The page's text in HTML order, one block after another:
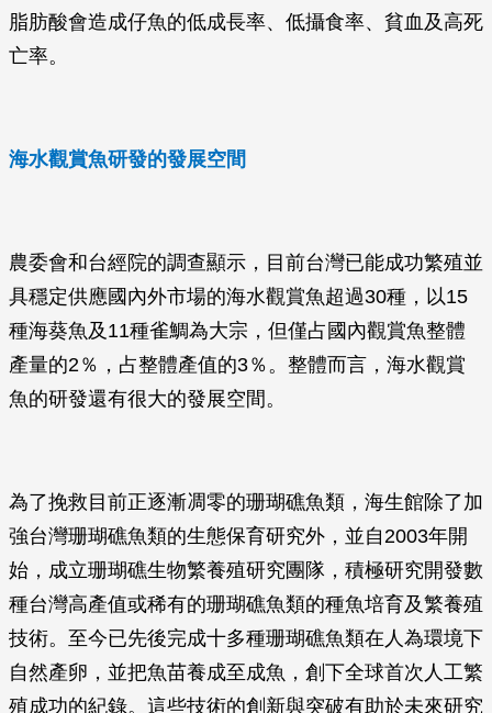
脂肪酸會造成仔魚的低成長率、低攝食率、貧血及高死
亡率。
海水觀賞魚研發的發展空間
農委會和台經院的調查顯示，目前台灣已能成功繁殖並
具穩定供應國內外市場的海水觀賞魚超過30種，以15
種海葵魚及11種雀鯛為大宗，但僅占國內觀賞魚整體
產量的2％，占整體產值的3％。整體而言，海水觀賞
魚的研發還有很大的發展空間。
為了挽救目前正逐漸凋零的珊瑚礁魚類，海生館除了加
強台灣珊瑚礁魚類的生態保育研究外，並自2003年開
始，成立珊瑚礁生物繁養殖研究團隊，積極研究開發數
種台灣高產值或稀有的珊瑚礁魚類的種魚培育及繁養殖
技術。至今已先後完成十多種珊瑚礁魚類在人為環境下
自然產卵，並把魚苗養成至成魚，創下全球首次人工繁
殖成功的紀錄。這些技術的創新與突破有助於未來研究